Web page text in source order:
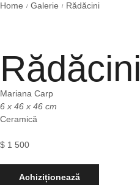
Home / Galerie / Rădăcini
Rădăcini
Mariana Carp
6 x 46 x 46 cm
Ceramică
$ 1 500
Achiziționează